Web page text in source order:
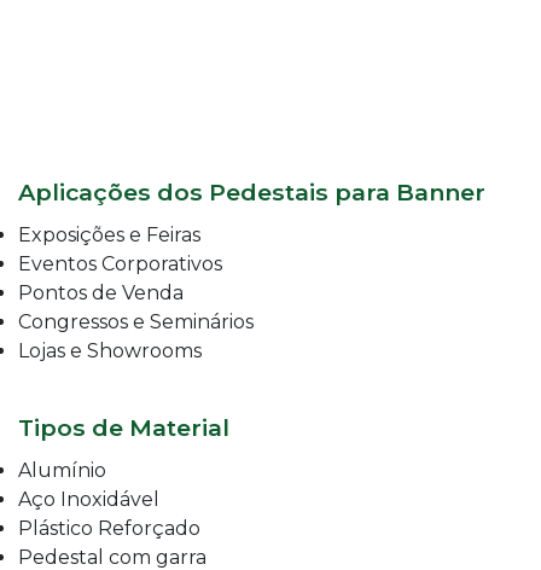
CENTRALIZADO
ESTAMPARIA
DIGITAL
DE
PRODUTO
EM
TECIDO
SINALIZAÇÃO
"CATÁLOGOS"
CONTATO
TRABALHE
CONOSCO
Aplicações dos Pedestais para Banner
Exposições e Feiras
Eventos Corporativos
Pontos de Venda
Congressos e Seminários
Lojas e Showrooms
Tipos de Material
Alumínio
Aço Inoxidável
Plástico Reforçado
Pedestal com garra